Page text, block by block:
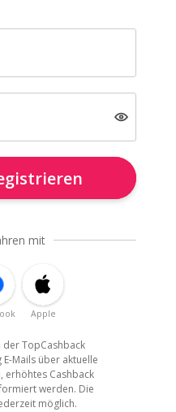
mit
Apple
der TopCashback
Mails über aktuelle
erhöhtes Cashback
werden. Die
möglich.